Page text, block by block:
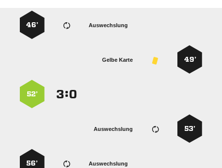
Auswechslung
46’
49’
Gelbe Karte
:
52’
53’
Auswechslung
Auswechslung
56’